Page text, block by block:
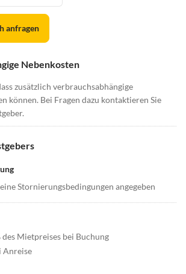
anfragen
Nebenkosten
zusätzlich verbrauchsabhängige
können. Bei Fragen dazu kontaktieren Sie
Stornierungsbedingungen angegeben
Mietpreises bei Buchung
Anreise